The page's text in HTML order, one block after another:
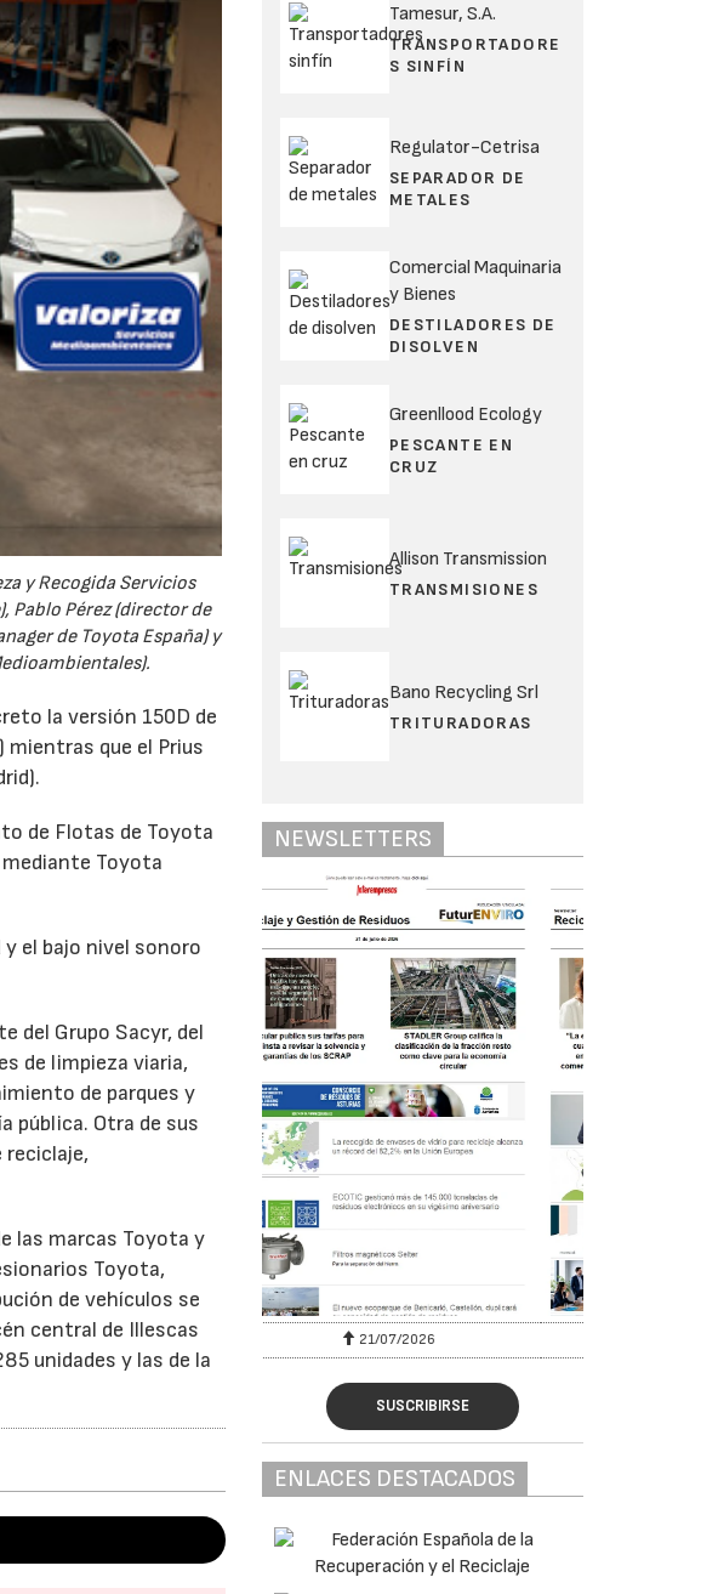
y Recogida Servicios
Pablo Pérez (director de
de Toyota España) y
la versión 150D de
mientras que el Prius
de Flotas de Toyota
Toyota
el bajo nivel sonoro
del Grupo Sacyr, del
de limpieza viaria,
de parques y
pública. Otra de sus
las marcas Toyota y
Toyota,
de vehículos se
central de Illescas
unidades y las de la
Tamesur, S.A.
TRANSPORTADORE
S SINFÍN
Regulator-Cetrisa
SEPARADOR DE
METALES
Comercial Maquinaria
y Bienes
DESTILADORES DE
DISOLVEN
Greenllood Ecology
PESCANTE EN
CRUZ
Allison Transmission
TRANSMISIONES
Bano Recycling Srl
TRITURADORAS
NEWSLETTERS
21/07/2026 28/07/2026
SUSCRIBIRSE
ENLACES DESTACADOS